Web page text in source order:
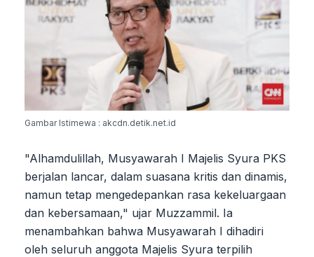
Gambar Istimewa : akcdn.detik.net.id
"Alhamdulillah, Musyawarah I Majelis Syura PKS
berjalan lancar, dalam suasana kritis dan dinamis,
namun tetap mengedepankan rasa kekeluargaan
dan kebersamaan," ujar Muzzammil. Ia
menambahkan bahwa Musyawarah I dihadiri
oleh seluruh anggota Majelis Syura terpilih